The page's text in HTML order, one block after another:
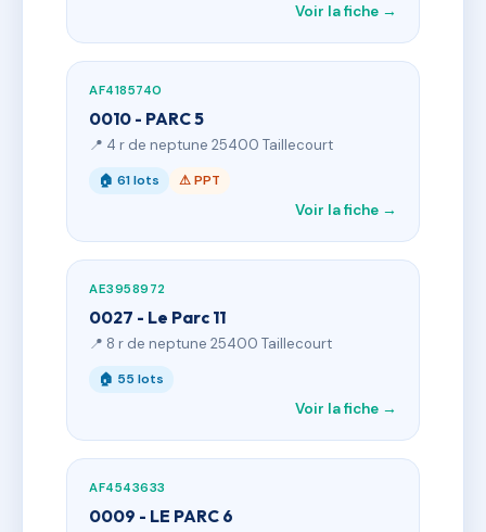
Voir la fiche →
AF4185740
0010 - PARC 5
📍 4 r de neptune 25400 Taillecourt
🏠 61 lots ⚠ PPT
Voir la fiche →
AE3958972
0027 - Le Parc 11
📍 8 r de neptune 25400 Taillecourt
🏠 55 lots
Voir la fiche →
AF4543633
0009 - LE PARC 6